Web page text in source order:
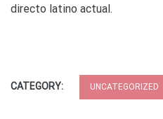
directo latino actual.
CATEGORY: UNCATEGORIZED